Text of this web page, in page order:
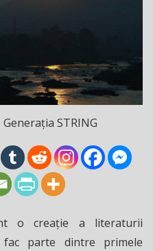
Generația STRING
o creaţie a literaturii
fac parte dintre primele